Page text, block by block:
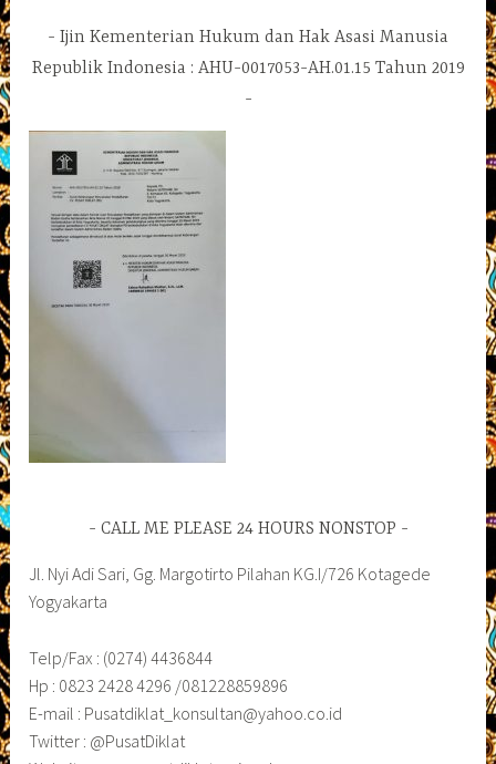
Ijin Kementerian Hukum dan Hak Asasi Manusia
Republik Indonesia : AHU-0017053-AH.01.15 Tahun 2019
CALL ME PLEASE 24 HOURS NONSTOP
Jl. Nyi Adi Sari, Gg. Margotirto Pilahan KG.I/726 Kotagede
Yogyakarta
Telp/Fax : (0274) 4436844
Hp : 0823 2428 4296 /081228859896
E-mail : Pusatdiklat_konsultan@yahoo.co.id
Twitter : @PusatDiklat